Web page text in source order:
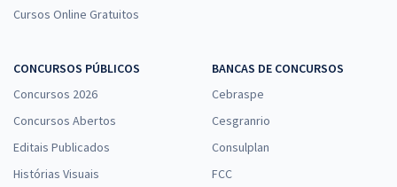
Cursos Online Gratuitos
CONCURSOS PÚBLICOS
Concursos 2026
Concursos Abertos
Editais Publicados
Histórias Visuais
BANCAS DE CONCURSOS
Cebraspe
Cesgranrio
Consulplan
FCC